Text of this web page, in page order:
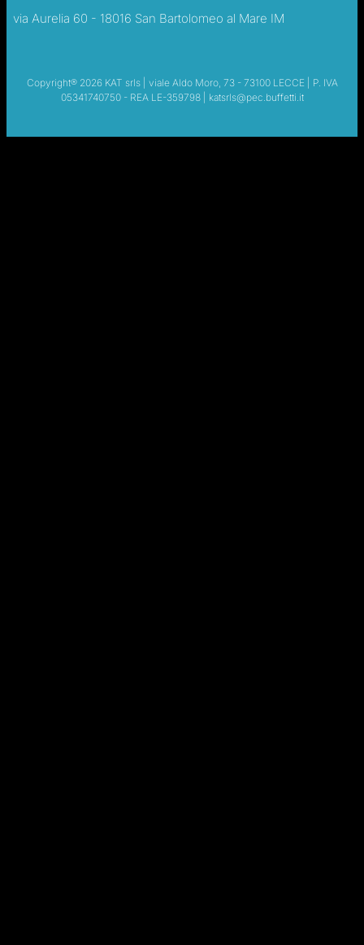
via Aurelia 60 - 18016 San Bartolomeo al Mare IM
Copyright® 2026 KAT srls | viale Aldo Moro, 73 - 73100 LECCE | P. IVA
05341740750 - REA LE-359798 | katsrls@pec.buffetti.it